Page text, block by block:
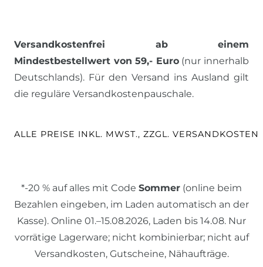
Versandkostenfrei ab einem
Mindestbestellwert von 59,- Euro(nur innerhalb
Deutschlands). Für den Versand ins Ausland gilt
die reguläre Versandkostenpauschale.
ALLE PREISE INKL. MWST., ZZGL. VERSANDKOSTEN
*-20 % auf alles mit Code Sommer (online beim
Bezahlen eingeben, im Laden automatisch an der
Kasse). Online 01.–15.08.2026, Laden bis 14.08. Nur
vorrätige Lagerware; nicht kombinierbar; nicht auf
Versandkosten, Gutscheine, Nähaufträge.